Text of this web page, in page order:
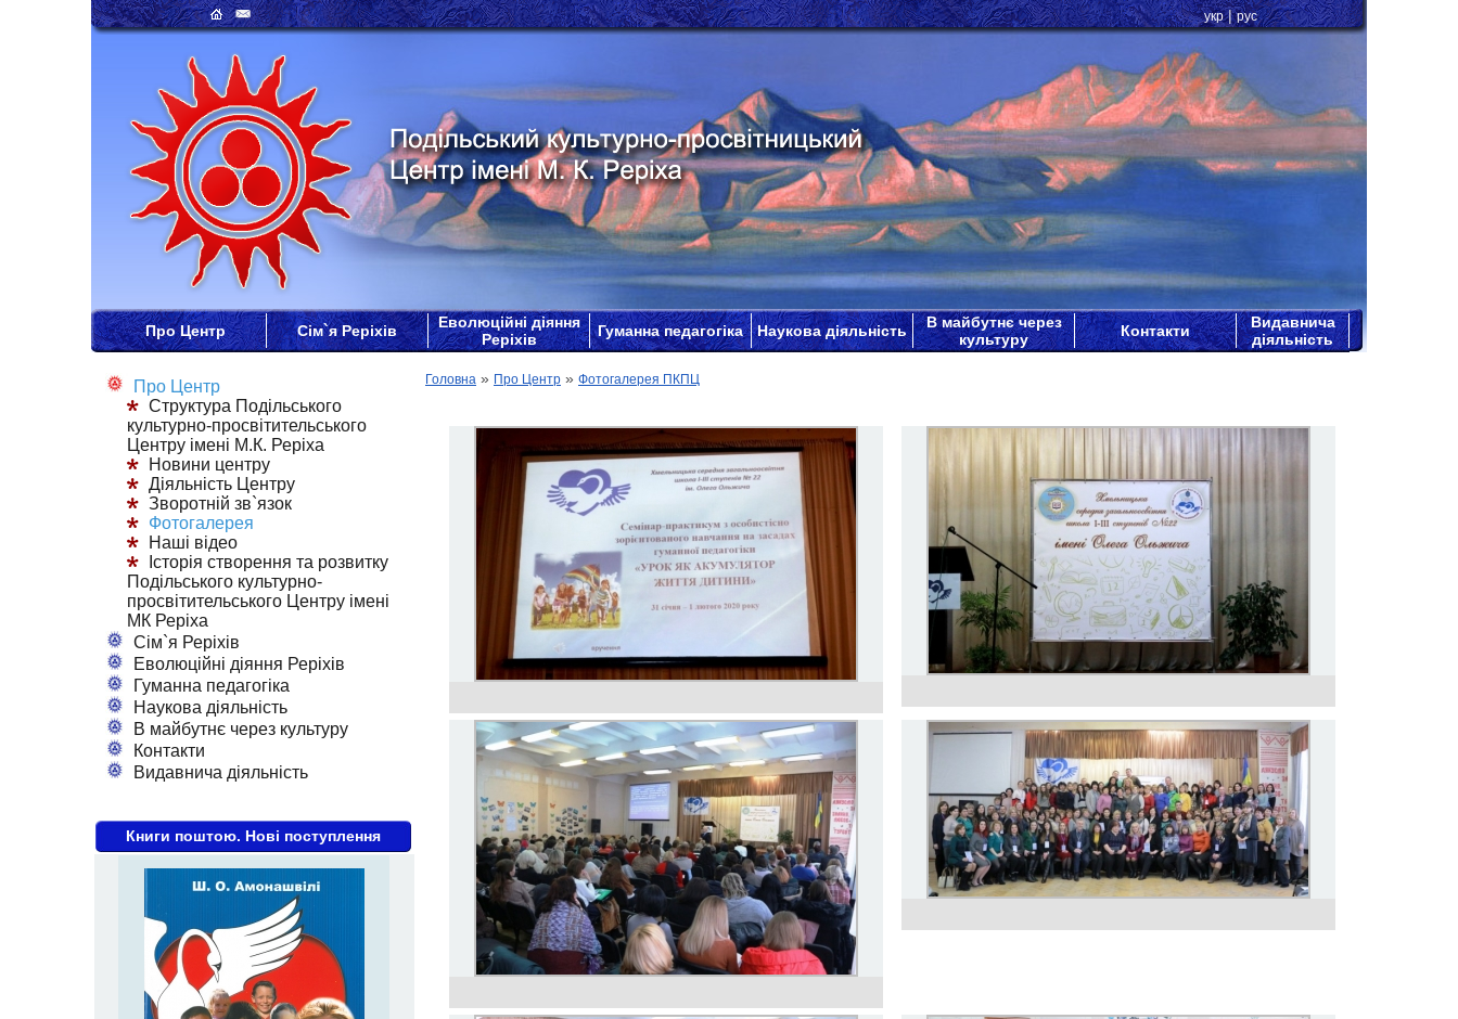
укр|рус
Про Центр Сім`я Реріхів
Еволюційні діяння
Реріхів
Гуманна педагогіка Наукова діяльність
В майбутнє через
культуру
Контакти
Видавнича
діяльність
Про Центр
Структура Подільського
культурно-просвітительського
Центру імені М.К. Реріха
Новини центру
Діяльність Центру
Зворотній зв`язок
Фотогалерея
Наші відео
Історія створення та розвитку
Подільського культурно-
просвітительського Центру імені
МК Реріха
Сім`я Реріхів
Еволюційні діяння Реріхів
Гуманна педагогіка
Наукова діяльність
В майбутнє через культуру
Контакти
Видавнича діяльність
Книги поштою. Нові поступлення
Головна » Про Центр » Фотогалерея ПКПЦ